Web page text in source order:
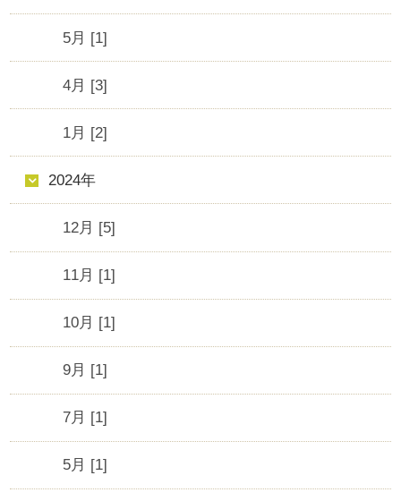
5月 [1]
4月 [3]
1月 [2]
2024年
12月 [5]
11月 [1]
10月 [1]
9月 [1]
7月 [1]
5月 [1]